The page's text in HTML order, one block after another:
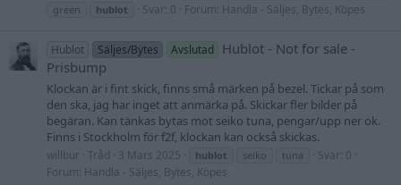
green
hublot Svar: 0 Forum: Handla - Säljes, Bytes, Köpes
Hublot Säljes/Bytes Avslutad
Hublot - Not for sale -
Prisbump
Klockan är i fint skick, finns små märken på bezel. Tickar på som
den ska, jag har inget att anmärka på. Skickar fler bilder på
begäran. Kan tänkas bytas mot seiko tuna, pengar/upp ner ok.
Finns i Stockholm för f2f, klockan kan också skickas.
willbur Tråd 3 Mars 2025 hublot seiko tuna
Svar: 0
Forum: Handla - Säljes, Bytes, Köpes